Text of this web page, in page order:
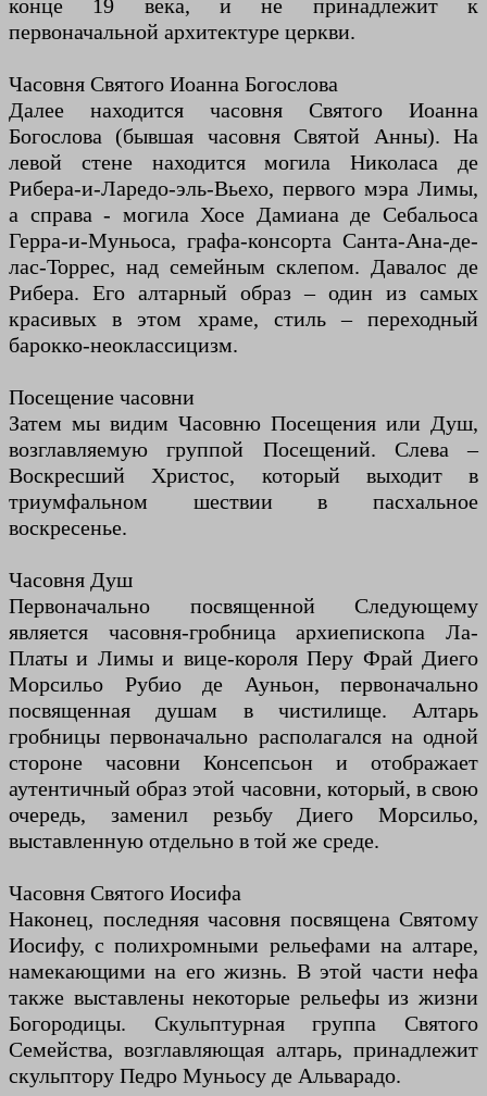
конце 19 века, и не принадлежит к
первоначальной архитектуре церкви.
Часовня Святого Иоанна Богослова
Далее находится часовня Святого Иоанна
Богослова (бывшая часовня Святой Анны). На
левой стене находится могила Николаса де
Рибера-и-Ларедо-эль-Вьехо, первого мэра Лимы,
а справа - могила Хосе Дамиана де Себальоса
Герра-и-Муньоса, графа-консорта Санта-Ана-де-
лас-Торрес, над семейным склепом. Давалос де
Рибера. Его алтарный образ – один из самых
красивых в этом храме, стиль – переходный
барокко-неоклассицизм.
Посещение часовни
Затем мы видим Часовню Посещения или Душ,
возглавляемую группой Посещений. Слева –
Воскресший Христос, который выходит в
триумфальном шествии в пасхальное
воскресенье.
Часовня Душ
Первоначально посвященной Следующему
является часовня-гробница архиепископа Ла-
Платы и Лимы и вице-короля Перу Фрай Диего
Морсильо Рубио де Ауньон, первоначально
посвященная душам в чистилище. Алтарь
гробницы первоначально располагался на одной
стороне часовни Консепсьон и отображает
аутентичный образ этой часовни, который, в свою
очередь, заменил резьбу Диего Морсильо,
выставленную отдельно в той же среде.
Часовня Святого Иосифа
Наконец, последняя часовня посвящена Святому
Иосифу, с полихромными рельефами на алтаре,
намекающими на его жизнь. В этой части нефа
также выставлены некоторые рельефы из жизни
Богородицы. Скульптурная группа Святого
Семейства, возглавляющая алтарь, принадлежит
скульптору Педро Муньосу де Альварадо.